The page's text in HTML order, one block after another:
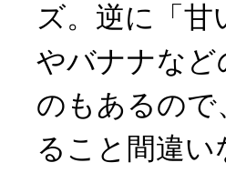
ズ。逆に「
やバナナな
のもあるの
ること間違い